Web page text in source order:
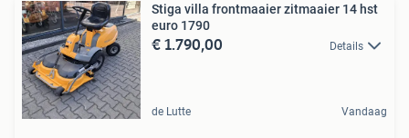
Stiga villa frontmaaier zitmaaier 14 hst
euro 1790
€ 1.790,00 Details
de Lutte Vandaag